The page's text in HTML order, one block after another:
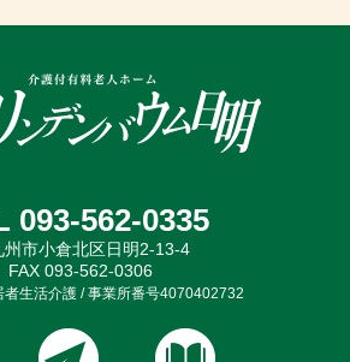
093-562-0335
州市小倉北区日明2-13-4
FAX 093-562-0306
者生活介護 / 事業所番号4070402732